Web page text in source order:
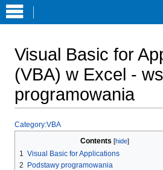
Visual Basic for
(VBA) w Excel -
programowania
Jump
navigation
Jump
search
Category:VBA
Contents
1
Visual Basic for Applications
2
Podstawy programowania